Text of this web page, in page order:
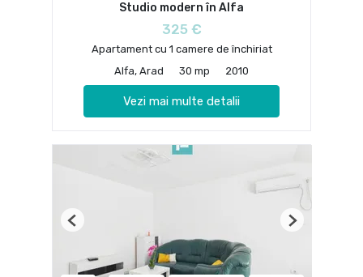
Studio modern în Alfa
325 €
Apartament cu 1 camere de închiriat
Alfa, Arad
30 mp 2010
Vezi mai multe detalii
Previous Next